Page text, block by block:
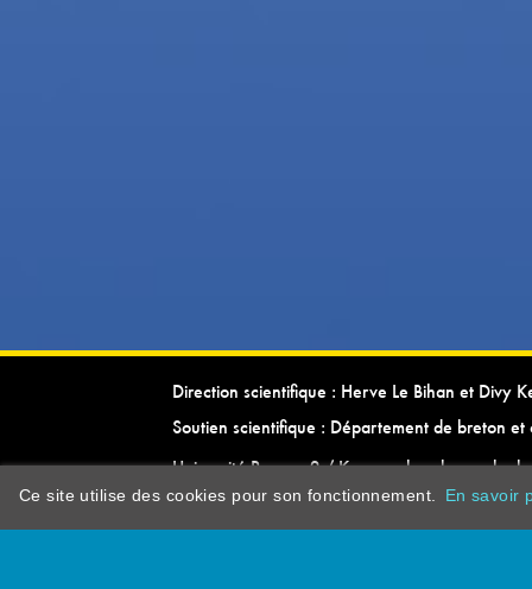
Direction scientifique : Herve Le Bihan et Divy
Soutien scientifique : Département de breton et
Université Rennes 2 / Kevrenn brezhoneg ha
Ce site utilise des cookies pour son fonctionnement. En savoir